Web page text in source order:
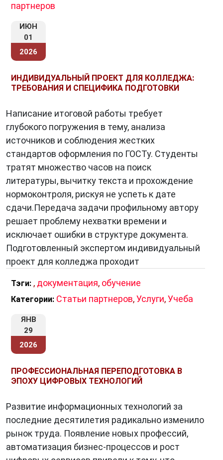
партнеров
ИЮН
01
2026
ИНДИВИДУАЛЬНЫЙ ПРОЕКТ ДЛЯ КОЛЛЕДЖА:
ТРЕБОВАНИЯ И СПЕЦИФИКА ПОДГОТОВКИ
Написание итоговой работы требует
глубокого погружения в тему, анализа
источников и соблюдения жестких
стандартов оформления по ГОСТу. Студенты
тратят множество часов на поиск
литературы, вычитку текста и прохождение
нормоконтроля, рискуя не успеть к дате
сдачи.Передача задачи профильному автору
решает проблему нехватки времени и
исключает ошибки в структуре документа.
Подготовленный экспертом индивидуальный
проект для колледжа проходит
Тэги: , документация, обучение
Категории: Статьи партнеров,Услуги,Учеба
ЯНВ
29
2026
ПРОФЕССИОНАЛЬНАЯ ПЕРЕПОДГОТОВКА В
ЭПОХУ ЦИФРОВЫХ ТЕХНОЛОГИЙ
Развитие информационных технологий за
последние десятилетия радикально изменило
рынок труда. Появление новых профессий,
автоматизация бизнес-процессов и рост